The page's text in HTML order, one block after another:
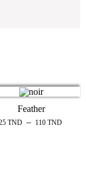
Feather
TND – 110TND